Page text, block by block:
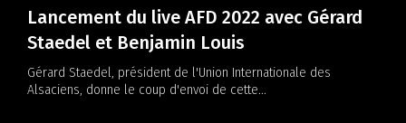
Lancement du live AFD 2022 avec Gérard
Staedel et Benjamin Louis
Gérard Staedel, président de l'Union Internationale des
Alsaciens, donne le coup d'envoi de cette...